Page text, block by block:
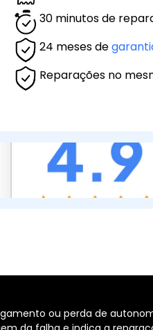
30 minutos de
24 meses de
Reparações no
ou perda de